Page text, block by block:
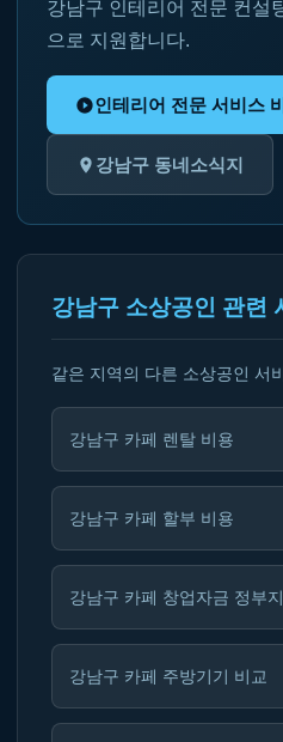
강남구 인테리어 전문 컨설
으로 지원합니다.
인테리어 전문 서비스
강남구 동네소식지
강남구 소상공인 관련
같은 지역의 다른 소상공인 서
강남구 카페 렌탈 비용
강남구 카페 할부 비용
강남구 카페 창업자금 정부
강남구 카페 주방기기 비교